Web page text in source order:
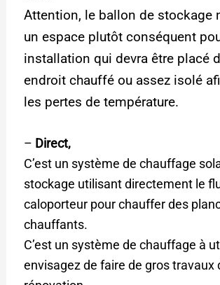
Attention, le ballon de stockage
un espace plutôt conséquent
installation qui devra être placé
endroit chauffé ou assez isolé
les pertes de température.
– Direct,
C’est un système de chauffage
stockage utilisant directement le
caloporteur pour chauffer des
chauffants.
C’est un système de chauffage à
envisagez de faire de gros travaux